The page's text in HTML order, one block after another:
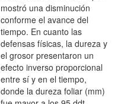
mostró una disminución
conforme el avance del
tiempo. En cuanto las
defensas físicas, la dureza y
el grosor presentaron un
efecto inverso proporcional
entre sí y en el tiempo,
donde la dureza foliar (mm)